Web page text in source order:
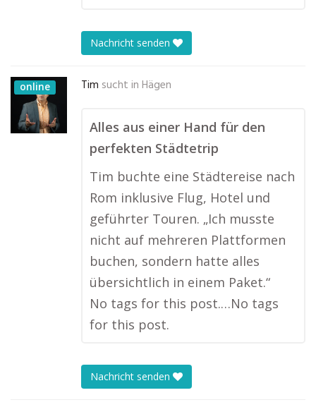
Nachricht senden
online Tim sucht in Hägen
Alles aus einer Hand für den
perfekten Städtetrip
Tim buchte eine Städtereise nach
Rom inklusive Flug, Hotel und
geführter Touren. „Ich musste
nicht auf mehreren Plattformen
buchen, sondern hatte alles
übersichtlich in einem Paket.“
No tags for this post.…No tags
for this post.
Nachricht senden